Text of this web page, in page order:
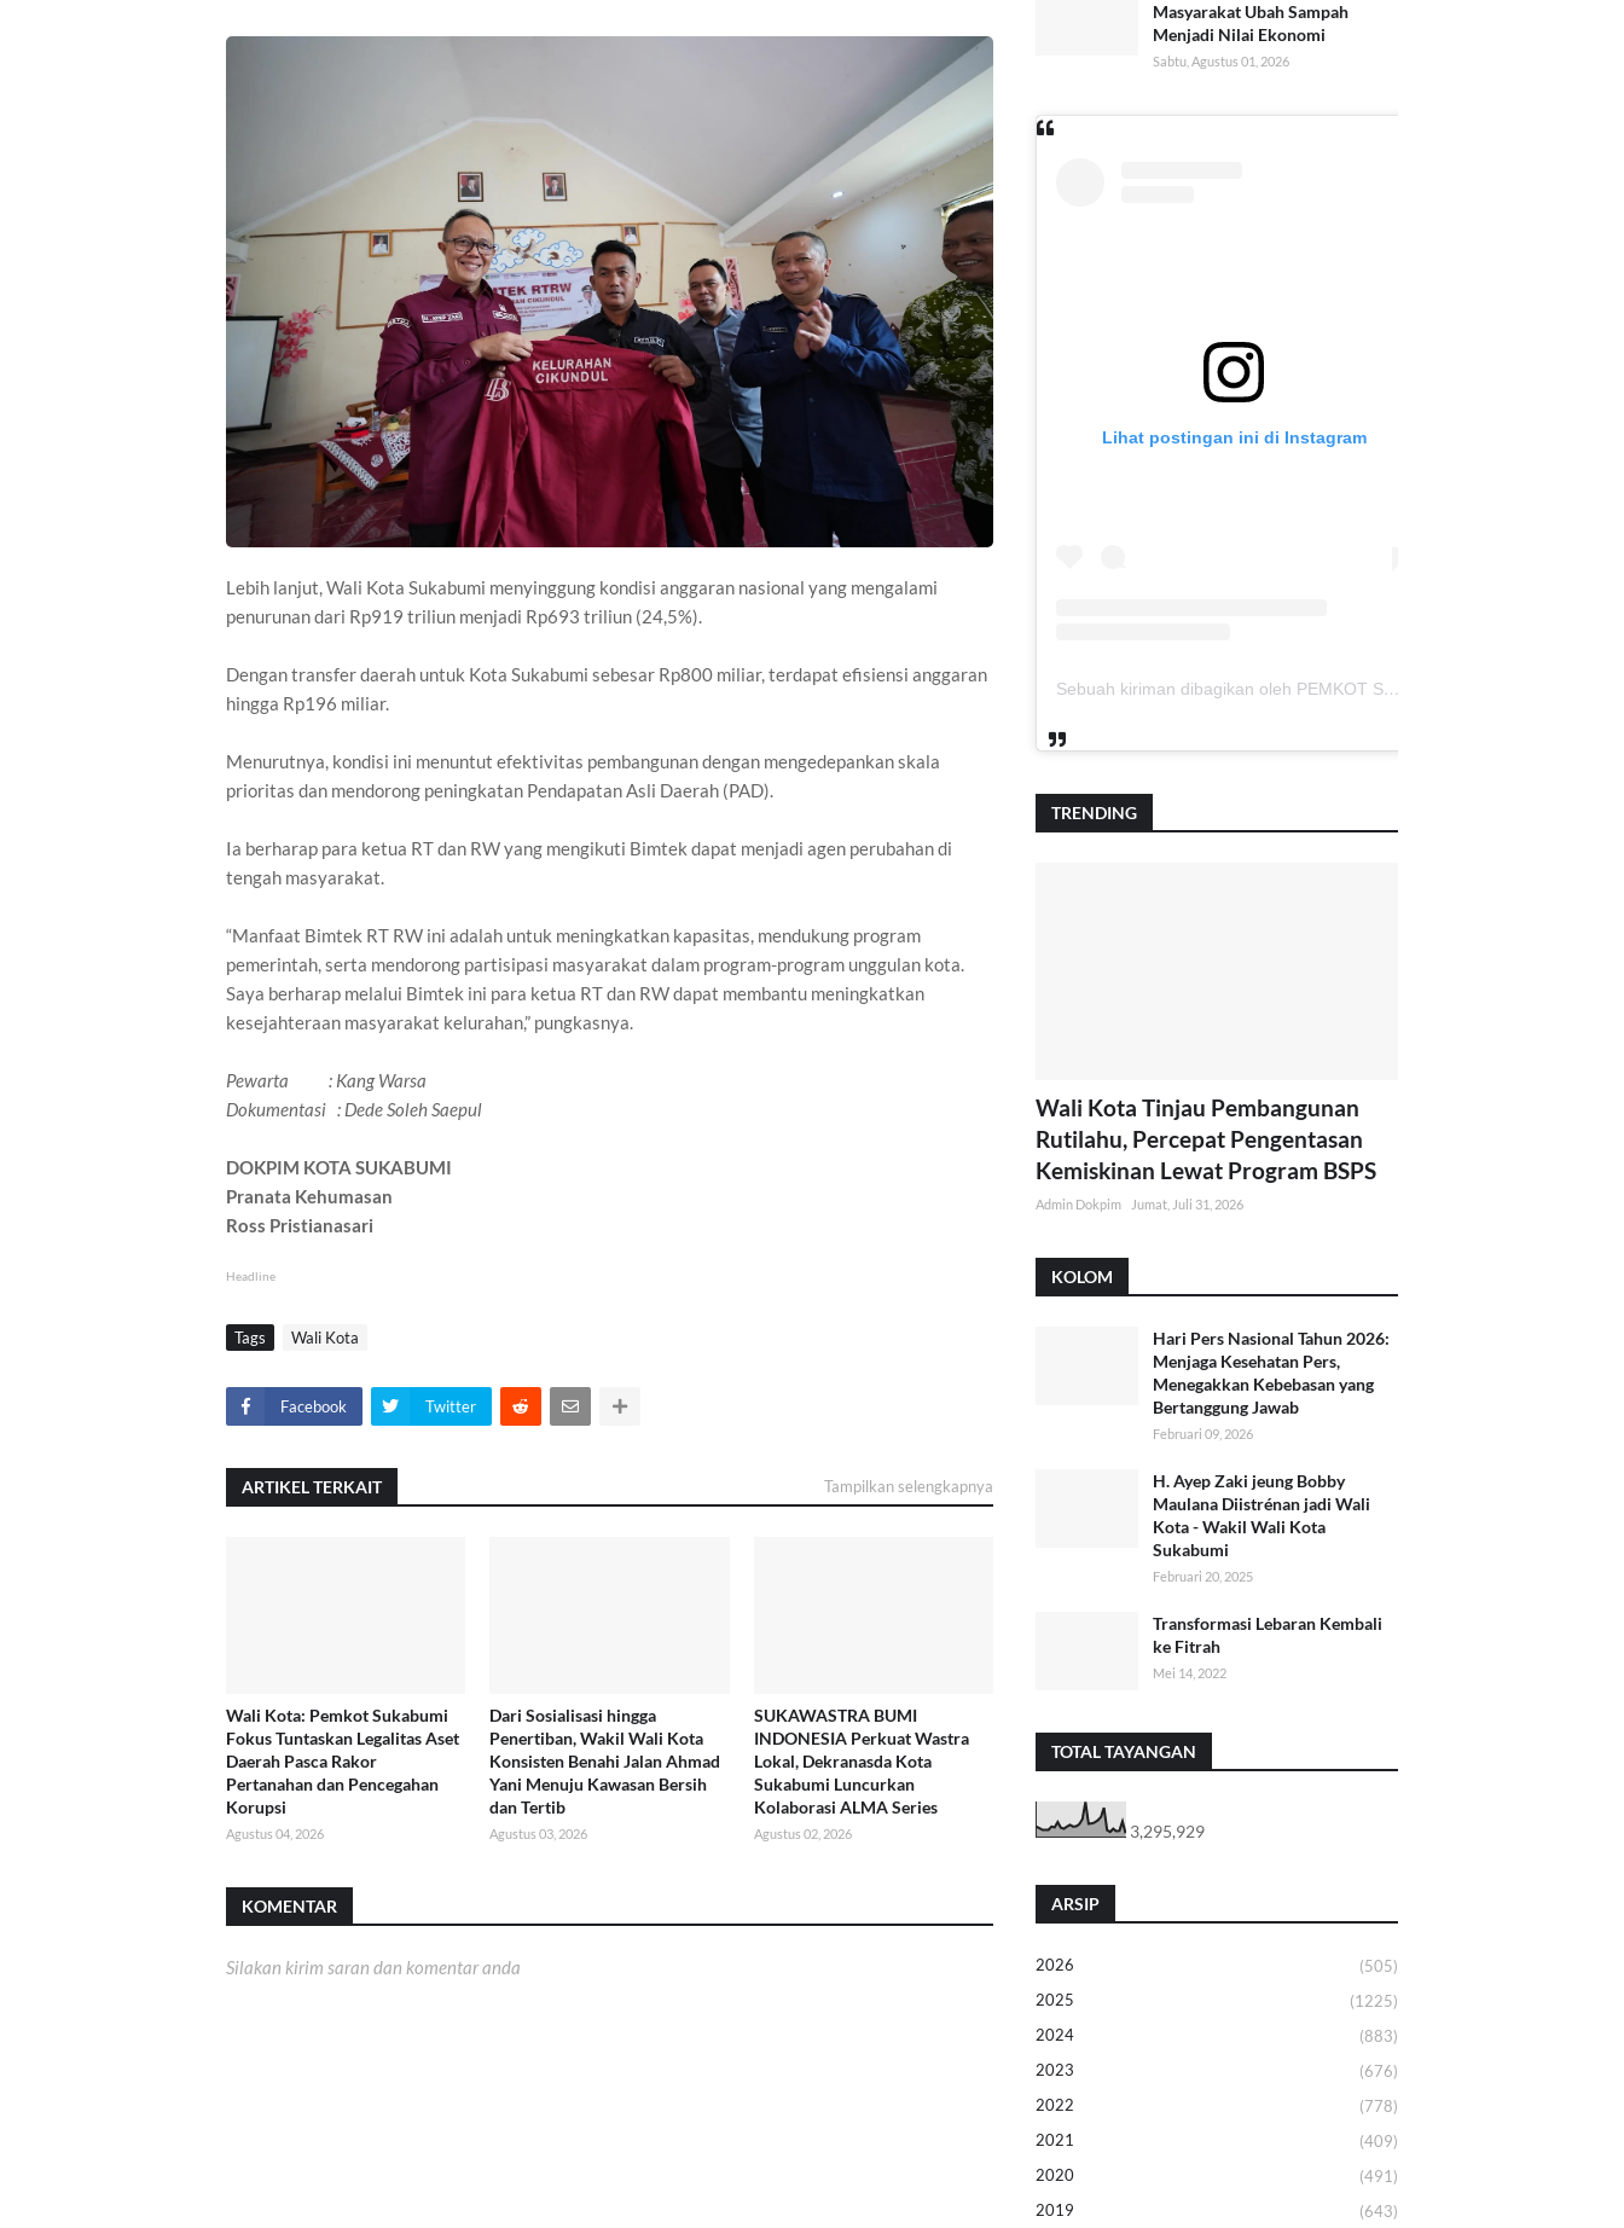
Lebih lanjut, Wali Kota Sukabumi menyinggung kondisi anggaran nasional yang mengalami
penurunan dari Rp919 triliun menjadi Rp693 triliun (24,5%).
Dengan transfer daerah untuk Kota Sukabumi sebesar Rp800 miliar, terdapat efisiensi anggaran
hingga Rp196 miliar.
Menurutnya, kondisi ini menuntut efektivitas pembangunan dengan mengedepankan skala
prioritas dan mendorong peningkatan Pendapatan Asli Daerah (PAD).
Ia berharap para ketua RT dan RW yang mengikuti Bimtek dapat menjadi agen perubahan di
tengah masyarakat.
“Manfaat Bimtek RT RW ini adalah untuk meningkatkan kapasitas, mendukung program
pemerintah, serta mendorong partisipasi masyarakat dalam program-program unggulan kota.
Saya berharap melalui Bimtek ini para ketua RT dan RW dapat membantu meningkatkan
kesejahteraan masyarakat kelurahan,” pungkasnya.
Pewarta : Kang Warsa
Dokumentasi : Dede Soleh Saepul
DOKPIM KOTA SUKABUMI
Pranata Kehumasan
Ross Pristianasari
Headline
Tags Wali Kota
Facebook Twitter
ARTIKEL TERKAIT Tampilkan selengkapnya
Wali Kota: Pemkot Sukabumi
Fokus Tuntaskan Legalitas Aset
Daerah Pasca Rakor
Pertanahan dan Pencegahan
Korupsi
Agustus 04, 2026
Dari Sosialisasi hingga
Penertiban, Wakil Wali Kota
Konsisten Benahi Jalan Ahmad
Yani Menuju Kawasan Bersih
dan Tertib
Agustus 03, 2026
SUKAWASTRA BUMI
INDONESIA Perkuat Wastra
Lokal, Dekranasda Kota
Sukabumi Luncurkan
Kolaborasi ALMA Series
Agustus 02, 2026
KOMENTAR
Silakan kirim saran dan komentar anda
Masyarakat Ubah Sampah
Menjadi Nilai Ekonomi
Sabtu, Agustus 01, 2026
Lihat postingan ini di Instagram
Sebuah kiriman dibagikan oleh PEMKOT SUKABUMI (@pemkotsukabumi_)
TRENDING
Wali Kota Tinjau Pembangunan
Rutilahu, Percepat Pengentasan
Kemiskinan Lewat Program BSPS
Admin Dokpim Jumat, Juli 31, 2026
KOLOM
Hari Pers Nasional Tahun 2026:
Menjaga Kesehatan Pers,
Menegakkan Kebebasan yang
Bertanggung Jawab
Februari 09, 2026
H. Ayep Zaki jeung Bobby
Maulana Diistrénan jadi Wali
Kota - Wakil Wali Kota
Sukabumi
Februari 20, 2025
Transformasi Lebaran Kembali
ke Fitrah
Mei 14, 2022
TOTAL TAYANGAN
3,295,929
ARSIP
2026
(505)
2025
(1225)
2024
(883)
2023
(676)
2022
(778)
2021
(409)
2020
(491)
2019
(643)